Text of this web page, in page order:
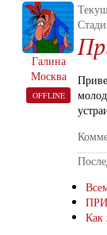
Галина
Москва
OFFLINE
Как